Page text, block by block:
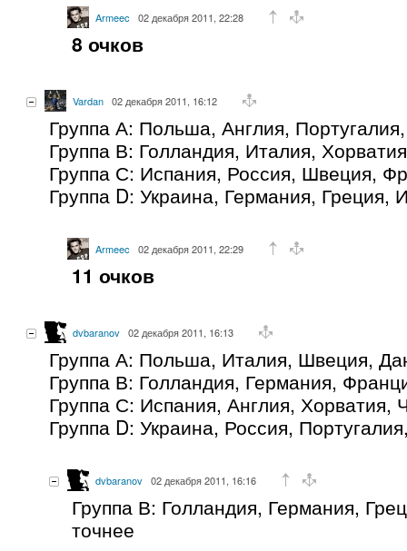
Armeec 02 декабря 2011, 22:28
8 очков
Vardan 02 декабря 2011, 16:12
Группа А: Польша, Англия,
Группа В: Голландия, Италия,
Группа С: Испания, Россия, Швеция,
Группа D: Украина, Германия, Греция,
Armeec 02 декабря 2011, 22:29
11 очков
dvbaranov 02 декабря 2011, 16:13
Группа А: Польша, Италия, Швеция,
Группа В: Голландия, Германия,
Группа С: Испания, Англия, Хорватия,
Группа D: Украина, Россия,
dvbaranov 02 декабря 2011, 16:16
Группа В: Голландия, Германия,
точнее